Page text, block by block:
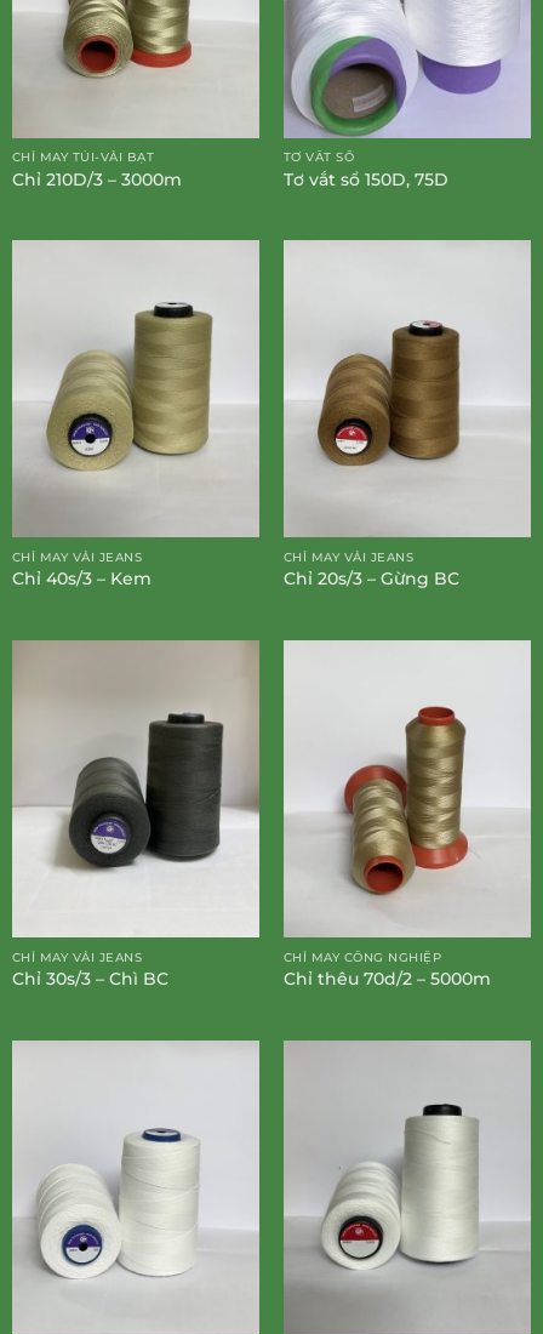
CHỈ MAY TÚI-VẢI BẠT
Chỉ 210D/3 – 3000m
TƠ VẮT SỔ
Tơ vắt sổ 150D, 75D
CHỈ MAY VẢI JEANS
Chỉ 40s/3 – Kem
CHỈ MAY VẢI JEANS
Chỉ 20s/3 – Gừng BC
CHỈ MAY VẢI JEANS
Chỉ 30s/3 – Chì BC
CHỈ MAY CÔNG NGHIỆP
Chỉ thêu 70d/2 – 5000m